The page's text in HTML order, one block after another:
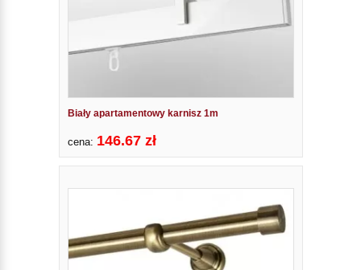
Biały apartamentowy karnisz 1m
cena: 146.67 zł